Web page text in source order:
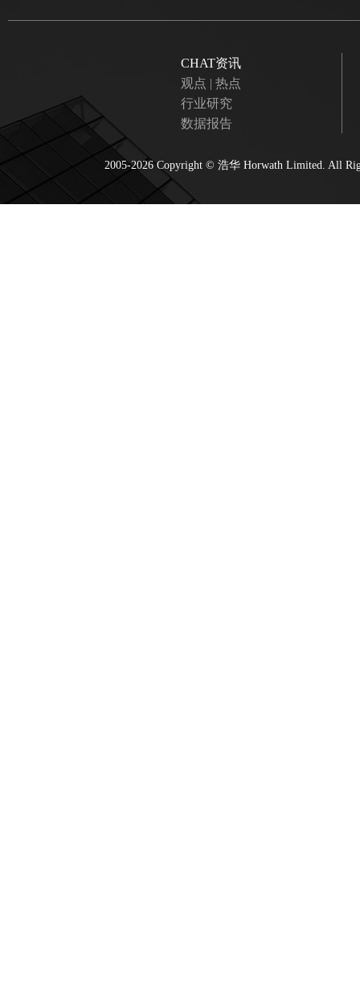
CHAT资讯
观点 | 热点
行业研究
数据报告
2005-2026 Copyright © 浩华 Horwath Limited. All